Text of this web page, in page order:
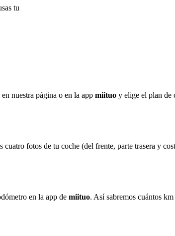
tu
nuestra página o en la app miituo y elige el plan de
cuatro fotos de tu coche (del frente, parte trasera y
en la app de miituo. Así sabremos cuántos